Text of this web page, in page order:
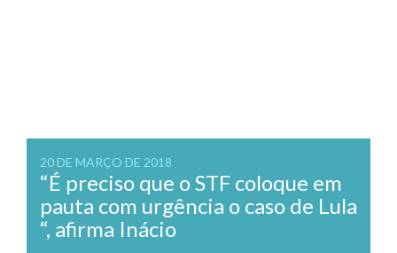
20 DE MARÇO DE 2018
“É preciso que o STF coloque em
pauta com urgência o caso de Lula
“, afirma Inácio